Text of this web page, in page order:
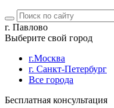
г. Павлово
Выберите свой город
г.Москва
г. Санкт-Петербург
Все города
Бесплатная консультация